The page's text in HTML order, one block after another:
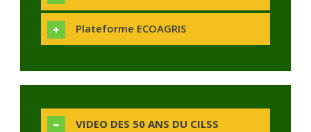
Plateforme ECOAGRIS
VIDEO DES 50 ANS DU CILSS